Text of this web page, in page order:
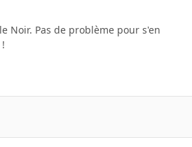
Noir. Pas de problème pour s'en